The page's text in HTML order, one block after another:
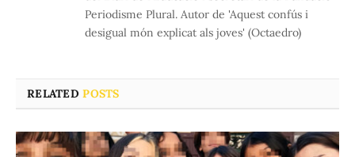
Periodisme Plural. Autor de 'Aquest confús i
desigual món explicat als joves' (Octaedro)
RELATEDPOSTS